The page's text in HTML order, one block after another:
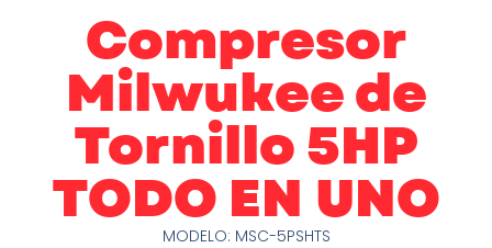
Compresor
Milwukee de
Tornillo 5HP
TODO EN UNO
MODELO: MSC-5PSHTS